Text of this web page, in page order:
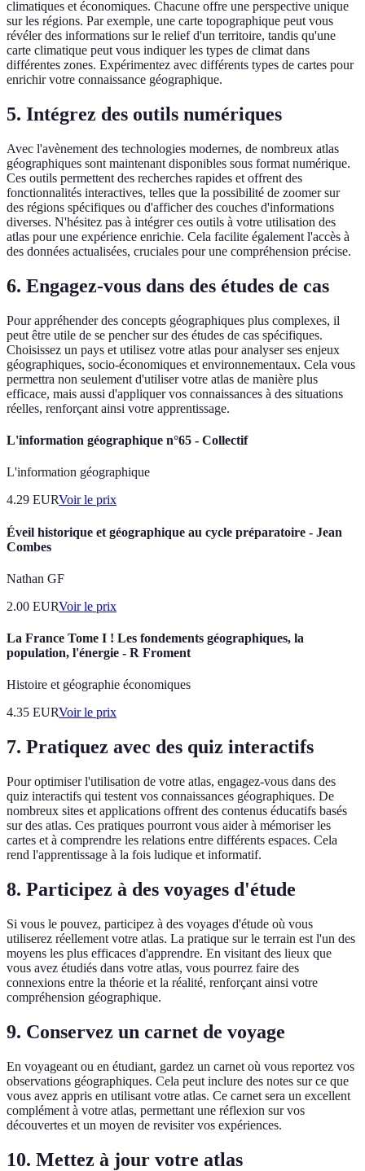
climatiques et économiques. Chacune offre une perspective unique
sur les régions. Par exemple, une carte topographique peut vous
révéler des informations sur le relief d'un territoire, tandis qu'une
carte climatique peut vous indiquer les types de climat dans
différentes zones. Expérimentez avec différents types de cartes pour
enrichir votre connaissance géographique.
5. Intégrez des outils numériques
Avec l'avènement des technologies modernes, de nombreux atlas
géographiques sont maintenant disponibles sous format numérique.
Ces outils permettent des recherches rapides et offrent des
fonctionnalités interactives, telles que la possibilité de zoomer sur
des régions spécifiques ou d'afficher des couches d'informations
diverses. N'hésitez pas à intégrer ces outils à votre utilisation des
atlas pour une expérience enrichie. Cela facilite également l'accès à
des données actualisées, cruciales pour une compréhension précise.
6. Engagez-vous dans des études de cas
Pour appréhender des concepts géographiques plus complexes, il
peut être utile de se pencher sur des études de cas spécifiques.
Choisissez un pays et utilisez votre atlas pour analyser ses enjeux
géographiques, socio-économiques et environnementaux. Cela vous
permettra non seulement d'utiliser votre atlas de manière plus
efficace, mais aussi d'appliquer vos connaissances à des situations
réelles, renforçant ainsi votre apprentissage.
L'information géographique n°65 - Collectif
L'information géographique
4.29 EURVoir le prix
Éveil historique et géographique au cycle préparatoire - Jean
Combes
Nathan GF
2.00 EURVoir le prix
La France Tome I ! Les fondements géographiques, la
population, l'énergie - R Froment
Histoire et géographie économiques
4.35 EURVoir le prix
7. Pratiquez avec des quiz interactifs
Pour optimiser l'utilisation de votre atlas, engagez-vous dans des
quiz interactifs qui testent vos connaissances géographiques. De
nombreux sites et applications offrent des contenus éducatifs basés
sur des atlas. Ces pratiques pourront vous aider à mémoriser les
cartes et à comprendre les relations entre différents espaces. Cela
rend l'apprentissage à la fois ludique et informatif.
8. Participez à des voyages d'étude
Si vous le pouvez, participez à des voyages d'étude où vous
utiliserez réellement votre atlas. La pratique sur le terrain est l'un des
moyens les plus efficaces d'apprendre. En visitant des lieux que
vous avez étudiés dans votre atlas, vous pourrez faire des
connexions entre la théorie et la réalité, renforçant ainsi votre
compréhension géographique.
9. Conservez un carnet de voyage
En voyageant ou en étudiant, gardez un carnet où vous reportez vos
observations géographiques. Cela peut inclure des notes sur ce que
vous avez appris en utilisant votre atlas. Ce carnet sera un excellent
complément à votre atlas, permettant une réflexion sur vos
découvertes et un moyen de revisiter vos expériences.
10. Mettez à jour votre atlas